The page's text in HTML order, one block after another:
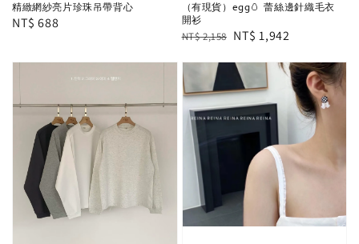
精緻網紗亮片珍珠吊帶背心
Regular
NT$ 688
（有現貨）egg🥚 蕾絲邊針織毛衣
開衫
Regular
NT$ 2,158 Sale
NT$ 1,942